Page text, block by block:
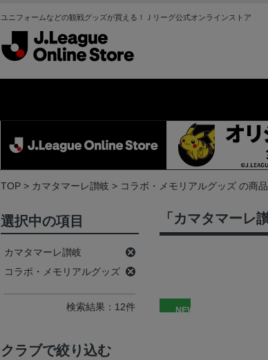
ユニフォームなどの観戦グッズが買える！Ｊリーグ公式オンラインストア
TOP カマタマーレ讃岐 コラボ・メモリアルグッズ の商
「カマタマーレ
NEW
選択中の項目
カマタマーレ讃岐
コラボ・メモリアルグッズ
検索結果：12件
クラブで絞り込む